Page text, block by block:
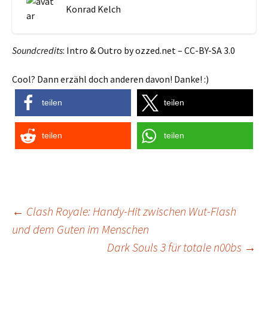
Konrad Kelch
Soundcredits: Intro & Outro by ozzed.net – CC-BY-SA 3.0
Cool? Dann erzähl doch anderen davon! Danke! :)
teilen teilen
teilen teilen
Post
navigation
← Clash Royale: Handy-Hit zwischen Wut-Flash
und dem Guten im Menschen
Dark Souls 3 für totale n00bs →